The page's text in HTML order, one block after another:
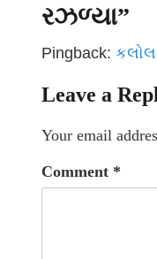
રઝળ્યા”
Pingback:
Leave a
Your email
Comment *